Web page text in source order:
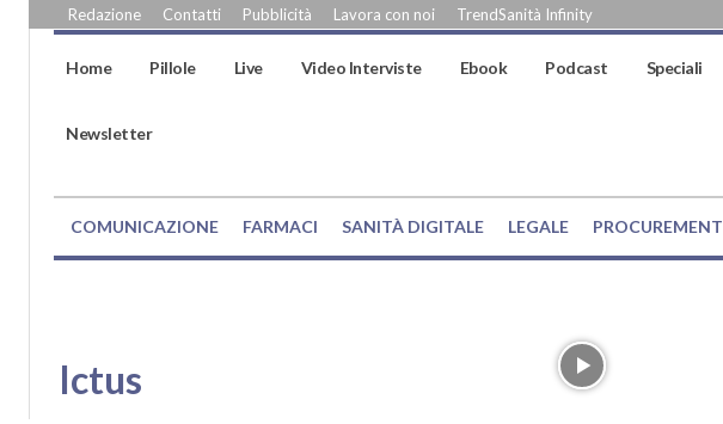
Redazione Contatti Pubblicità Lavora con noi TrendSanità Infinity
Home Pillole Live Video Interviste Ebook Podcast Speciali
Newsletter
COMUNICAZIONE FARMACI SANITÀ DIGITALE LEGALE PROCUREMENT
Ictus